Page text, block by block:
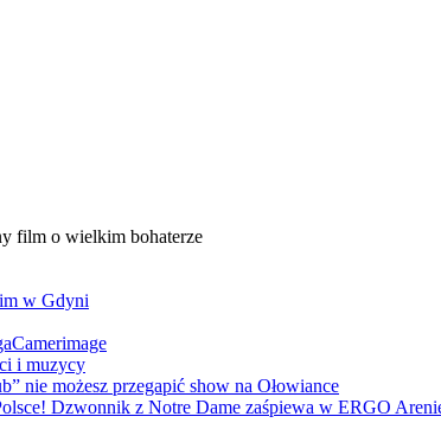
film o wielkim bohaterze
w Gdyni
i muzycy
nie możesz przegapić show na Ołowiance
Dzwonnik z Notre Dame zaśpiewa w ERGO